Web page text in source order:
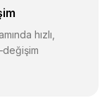
hızlı,